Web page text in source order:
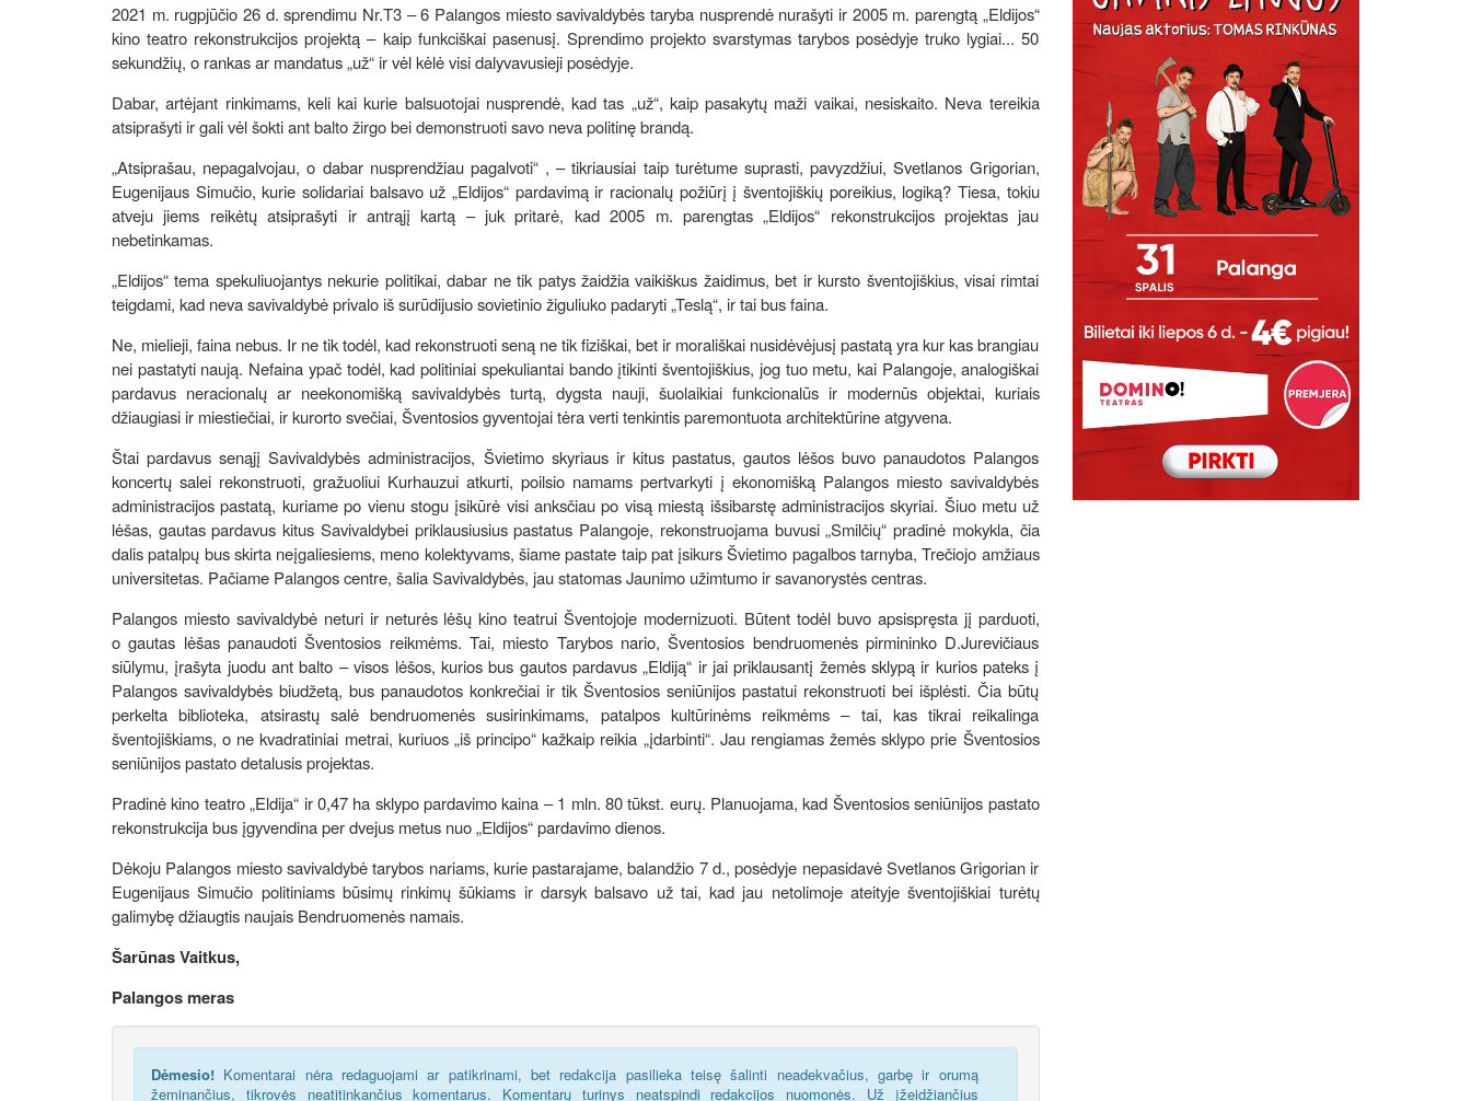
2021 m. rugpjūčio 26 d. sprendimu Nr.T3 – 6 Palangos miesto savivaldybės taryba nusprendė nurašyti ir 2005 m. parengtą „Eldijos“
kino teatro rekonstrukcijos projektą – kaip funkciškai pasenusį. Sprendimo projekto svarstymas tarybos posėdyje truko lygiai... 50
sekundžių, o rankas ar mandatus „už“ ir vėl kėlė visi dalyvavusieji posėdyje.
Dabar, artėjant rinkimams, keli kai kurie balsuotojai nusprendė, kad tas „už“, kaip pasakytų maži vaikai, nesiskaito. Neva tereikia
atsiprašyti ir gali vėl šokti ant balto žirgo bei demonstruoti savo neva politinę brandą.
„Atsiprašau, nepagalvojau, o dabar nusprendžiau pagalvoti“ , – tikriausiai taip turėtume suprasti, pavyzdžiui, Svetlanos Grigorian,
Eugenijaus Simučio, kurie solidariai balsavo už „Eldijos“ pardavimą ir racionalų požiūrį į šventojiškių poreikius, logiką? Tiesa, tokiu
atveju jiems reikėtų atsiprašyti ir antrąjį kartą – juk pritarė, kad 2005 m. parengtas „Eldijos“ rekonstrukcijos projektas jau
nebetinkamas.
„Eldijos“ tema spekuliuojantys nekurie politikai, dabar ne tik patys žaidžia vaikiškus žaidimus, bet ir kursto šventojiškius, visai rimtai
teigdami, kad neva savivaldybė privalo iš surūdijusio sovietinio žiguliuko padaryti „Teslą“, ir tai bus faina.
Ne, mielieji, faina nebus. Ir ne tik todėl, kad rekonstruoti seną ne tik fiziškai, bet ir morališkai nusidėvėjusį pastatą yra kur kas brangiau
nei pastatyti naują. Nefaina ypač todėl, kad politiniai spekuliantai bando įtikinti šventojiškius, jog tuo metu, kai Palangoje, analogiškai
pardavus neracionalų ar neekonomišką savivaldybės turtą, dygsta nauji, šuolaikiai funkcionalūs ir modernūs objektai, kuriais
džiaugiasi ir miestiečiai, ir kurorto svečiai, Šventosios gyventojai tėra verti tenkintis paremontuota architektūrine atgyvena.
Štai pardavus senąjį Savivaldybės administracijos, Švietimo skyriaus ir kitus pastatus, gautos lėšos buvo panaudotos Palangos
koncertų salei rekonstruoti, gražuoliui Kurhauzui atkurti, poilsio namams pertvarkyti į ekonomišką Palangos miesto savivaldybės
administracijos pastatą, kuriame po vienu stogu įsikūrė visi anksčiau po visą miestą išsibarstę administracijos skyriai. Šiuo metu už
lėšas, gautas pardavus kitus Savivaldybei priklausiusius pastatus Palangoje, rekonstruojama buvusi „Smilčių“ pradinė mokykla, čia
dalis patalpų bus skirta neįgaliesiems, meno kolektyvams, šiame pastate taip pat įsikurs Švietimo pagalbos tarnyba, Trečiojo amžiaus
universitetas. Pačiame Palangos centre, šalia Savivaldybės, jau statomas Jaunimo užimtumo ir savanorystės centras.
Palangos miesto savivaldybė neturi ir neturės lėšų kino teatrui Šventojoje modernizuoti. Būtent todėl buvo apsispręsta jį parduoti,
o gautas lėšas panaudoti Šventosios reikmėms. Tai, miesto Tarybos nario, Šventosios bendruomenės pirmininko D.Jurevičiaus
siūlymu, įrašyta juodu ant balto – visos lėšos, kurios bus gautos pardavus „Eldiją“ ir jai priklausantį žemės sklypą ir kurios pateks į
Palangos savivaldybės biudžetą, bus panaudotos konkrečiai ir tik Šventosios seniūnijos pastatui rekonstruoti bei išplėsti. Čia būtų
perkelta biblioteka, atsirastų salė bendruomenės susirinkimams, patalpos kultūrinėms reikmėms – tai, kas tikrai reikalinga
šventojiškiams, o ne kvadratiniai metrai, kuriuos „iš principo“ kažkaip reikia „įdarbinti“. Jau rengiamas žemės sklypo prie Šventosios
seniūnijos pastato detalusis projektas.
Pradinė kino teatro „Eldija“ ir 0,47 ha sklypo pardavimo kaina – 1 mln. 80 tūkst. eurų. Planuojama, kad Šventosios seniūnijos pastato
rekonstrukcija bus įgyvendina per dvejus metus nuo „Eldijos“ pardavimo dienos.
Dėkoju Palangos miesto savivaldybė tarybos nariams, kurie pastarajame, balandžio 7 d., posėdyje nepasidavė Svetlanos Grigorian ir
Eugenijaus Simučio politiniams būsimų rinkimų šūkiams ir darsyk balsavo už tai, kad jau netolimoje ateityje šventojiškiai turėtų
galimybę džiaugtis naujais Bendruomenės namais.
Šarūnas Vaitkus,
Palangos meras
Dėmesio! Komentarai nėra redaguojami ar patikrinami, bet redakcija pasilieka teisę šalinti neadekvačius, garbę ir orumą
žeminančius, tikrovės neatitinkančius komentarus. Komentarų turinys neatspindi redakcijos nuomonės. Už įžeidžiančius